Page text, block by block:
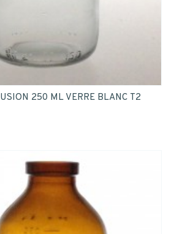
250 ML VERRE BLANC T2